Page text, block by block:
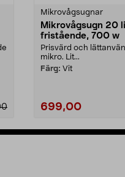
Mikrovågsugnar
Mikrovågsugn 20
fristående, 700 w
Prisvärd och
mikro. Lit...
Färg: Vit
699,00